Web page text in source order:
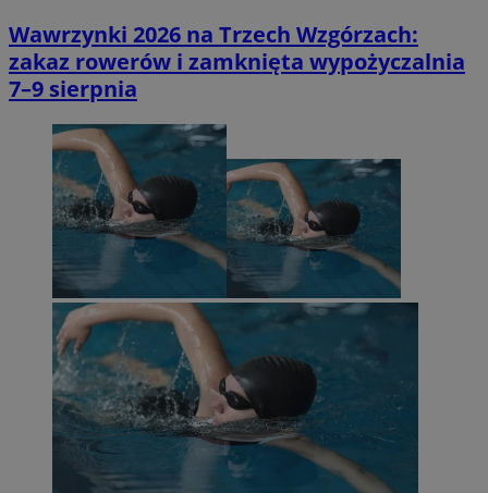
Wawrzynki 2026 na Trzech Wzgórzach:
zakaz rowerów i zamknięta wypożyczalnia
7–9 sierpnia